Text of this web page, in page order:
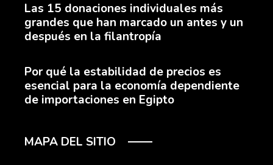
Las 15 donaciones individuales más
grandes que han marcado un antes y un
después en la filantropía
Por qué la estabilidad de precios es
esencial para la economía dependiente
de importaciones en Egipto
MAPA DEL SITIO